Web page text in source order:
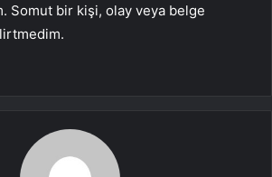
Somut bir kişi, olay veya belge